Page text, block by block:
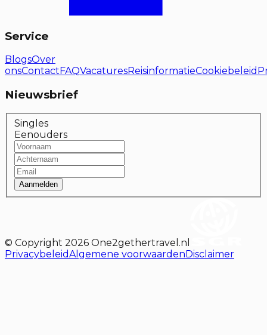
Service
BlogsOver
onsContact FAQVacaturesReisinformatieCookiebeleid
Nieuwsbrief
Singles
Eenouders
Aanmelden
© Copyright 2026 One2gethertravel.nl
PrivacybeleidAlgemene voorwaardenDisclaimer